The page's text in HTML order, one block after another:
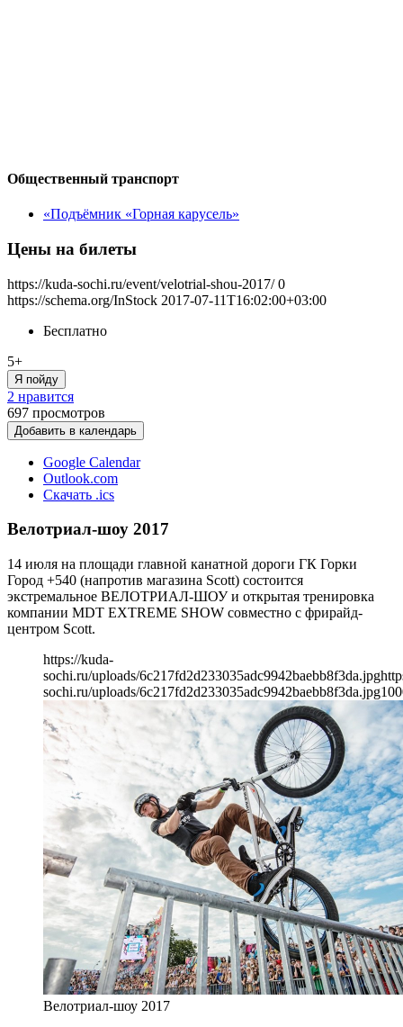
Общественный транспорт
«Подъёмник «Горная карусель»
Цены на билеты
https://kuda-sochi.ru/event/velotrial-shou-2017/ 0
https://schema.org/InStock 2017-07-11T16:02:00+03:00
Бесплатно
5+
Я пойду
2 нравится
697 просмотров
Добавить в календарь
Google Calendar
Outlook.com
Скачать .ics
Велотриал-шоу 2017
14 июля на площади главной канатной дороги ГК Горки
Город +540 (напротив магазина Scott) состоится
экстремальное ВЕЛОТРИАЛ-ШОУ и открытая тренировка
компании MDT EXTREME SHOW совместно с фрирайд-
центром Scott.
https://kuda-
sochi.ru/uploads/6c217fd2d233035adc9942baebb8f3da.jpg
sochi.ru/uploads/6c217fd2d233035adc9942baebb8f3da.jpg
Велотриал-шоу 2017